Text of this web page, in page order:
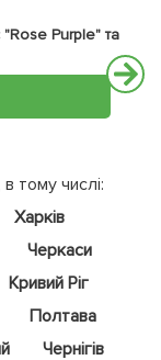
"Rose Purple" та
в тому числі:
Харків
Черкаси
Кривий Ріг
Полтава
Чернігів